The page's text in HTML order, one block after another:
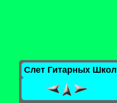
Слет Гитарных Школ